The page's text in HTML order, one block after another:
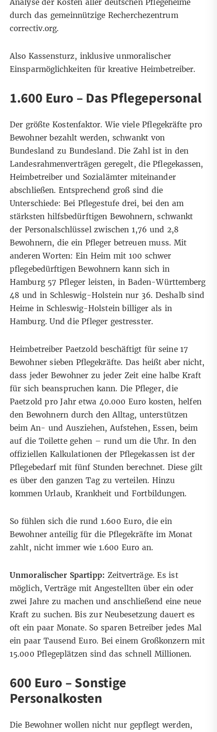
Analyse der Kosten aller deutschen Pflegeheime
durch das gemeinnützige Recherchezentrum
correctiv.org.
Also Kassensturz, inklusive unmoralischer
Einsparmöglichkeiten für kreative Heimbetreiber.
1.600 Euro – Das Pflegepersonal
Der größte Kostenfaktor. Wie viele Pflegekräfte pro
Bewohner bezahlt werden, schwankt von
Bundesland zu Bundesland. Die Zahl ist in den
Landesrahmenverträgen geregelt, die Pflegekassen,
Heimbetreiber und Sozialämter miteinander
abschließen. Entsprechend groß sind die
Unterschiede: Bei Pflegestufe drei, bei den am
stärksten hilfsbedürftigen Bewohnern, schwankt
der Personalschlüssel zwischen 1,76 und 2,8
Bewohnern, die ein Pfleger betreuen muss. Mit
anderen Worten: Ein Heim mit 100 schwer
pflegebedürftigen Bewohnern kann sich in
Hamburg 57 Pfleger leisten, in Baden-Württemberg
48 und in Schleswig-Holstein nur 36. Deshalb sind
Heime in Schleswig-Holstein billiger als in
Hamburg. Und die Pfleger gestresster.
Heimbetreiber Paetzold beschäftigt für seine 17
Bewohner sieben Pflegekräfte. Das heißt aber nicht,
dass jeder Bewohner zu jeder Zeit eine halbe Kraft
für sich beanspruchen kann. Die Pfleger, die
Paetzold pro Jahr etwa 40.000 Euro kosten, helfen
den Bewohnern durch den Alltag, unterstützen
beim An- und Ausziehen, Aufstehen, Essen, beim
auf die Toilette gehen – rund um die Uhr. In den
offiziellen Kalkulationen der Pflegekassen ist der
Pflegebedarf mit fünf Stunden berechnet. Diese gilt
es über den ganzen Tag zu verteilen. Hinzu
kommen Urlaub, Krankheit und Fortbildungen.
So fühlen sich die rund 1.600 Euro, die ein
Bewohner anteilig für die Pflegekräfte im Monat
zahlt, nicht immer wie 1.600 Euro an.
Unmoralischer Spartipp: Zeitverträge. Es ist
möglich, Verträge mit Angestellten über ein oder
zwei Jahre zu machen und anschließend eine neue
Kraft zu suchen. Bis zur Neubesetzung dauert es
oft ein paar Monate. So sparen Betreiber jedes Mal
ein paar Tausend Euro. Bei einem Großkonzern mit
15.000 Pflegeplätzen sind das schnell Millionen.
600 Euro – Sonstige
Personalkosten
Die Bewohner wollen nicht nur gepflegt werden,